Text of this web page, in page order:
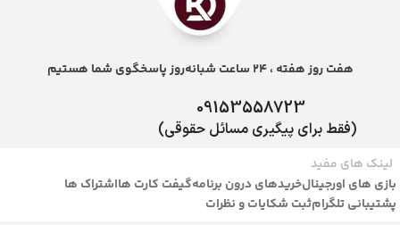
هفت روز هفته ، 24 ساعت شبانه‌روز پاسخگوی شما هستیم
09153558723
(فقط برای پیگیری مسائل حقوقی)
لینک های مفید
بازی های اورجینالخریدهای درون برنامهگیفت کارت هااشتراک ها
پشتیبانی تلگرامثبت شکایات و نظرات